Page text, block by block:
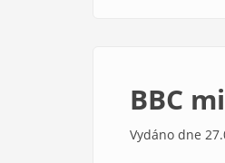
BBC
Vydáno dne